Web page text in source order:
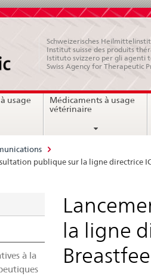
Schweizerisches
Institut suisse des produits
Istituto svizzero per gli agenti
Swiss Agency for Therapeutic
usage
Médicaments à usage
vétérinaire
publique sur la ligne directrice
à la
la ligne